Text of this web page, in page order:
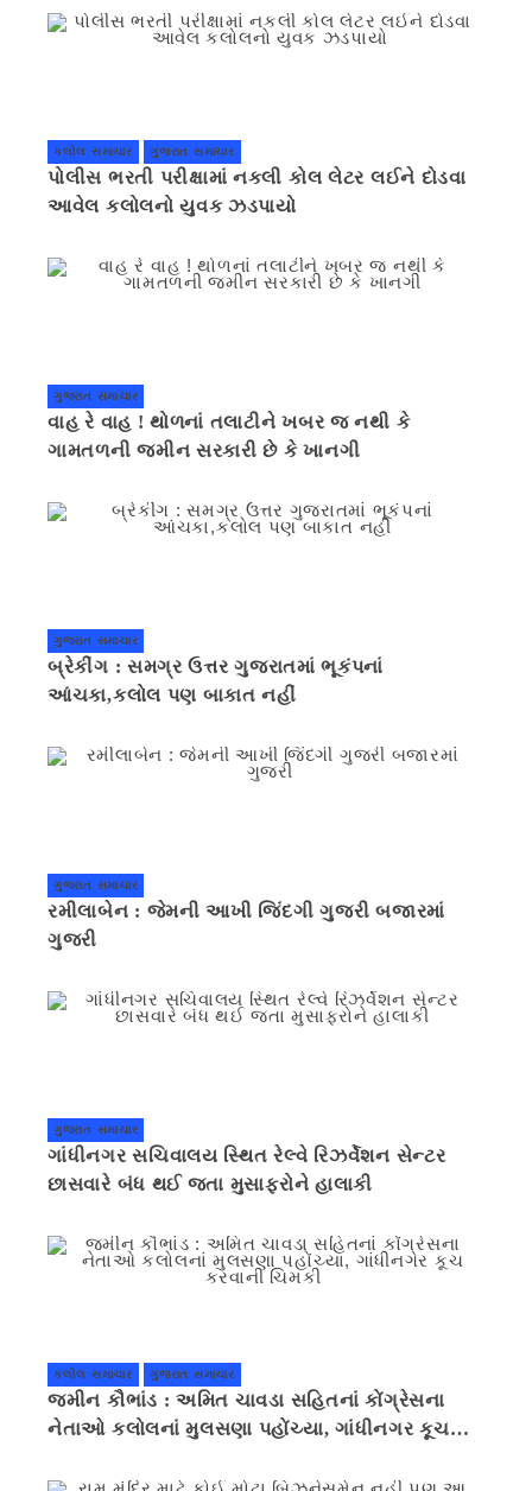
કલોલ સમાચાર ગુજરાત સમાચાર
પોલીસ ભરતી પરીક્ષામાં નકલી કોલ લેટર લઈને દોડવા
આવેલ કલોલનો યુવક ઝડપાયો
ગુજરાત સમાચાર
વાહ રે વાહ ! થોળનાં તલાટીને ખબર જ નથી કે
ગામતળની જમીન સરકારી છે કે ખાનગી
ગુજરાત સમાચાર
બ્રેકીંગ : સમગ્ર ઉત્તર ગુજરાતમાં ભૂકંપનાં
આંચકા,કલોલ પણ બાકાત નહીં
ગુજરાત સમાચાર
રમીલાબેન : જેમની આખી જિંદગી ગુજરી બજારમાં
ગુજરી
ગુજરાત સમાચાર
ગાંધીનગર સચિવાલય સ્થિત રેલ્વે રિઝર્વેશન સેન્ટર
છાસવારે બંધ થઈ જતા મુસાફરોને હાલાકી
કલોલ સમાચાર ગુજરાત સમાચાર
જમીન કૌભાંડ : અમિત ચાવડા સહિતનાં કોંગ્રેસના
નેતાઓ કલોલનાં મુલસણા પહોંચ્યા, ગાંધીનગર કૂચ